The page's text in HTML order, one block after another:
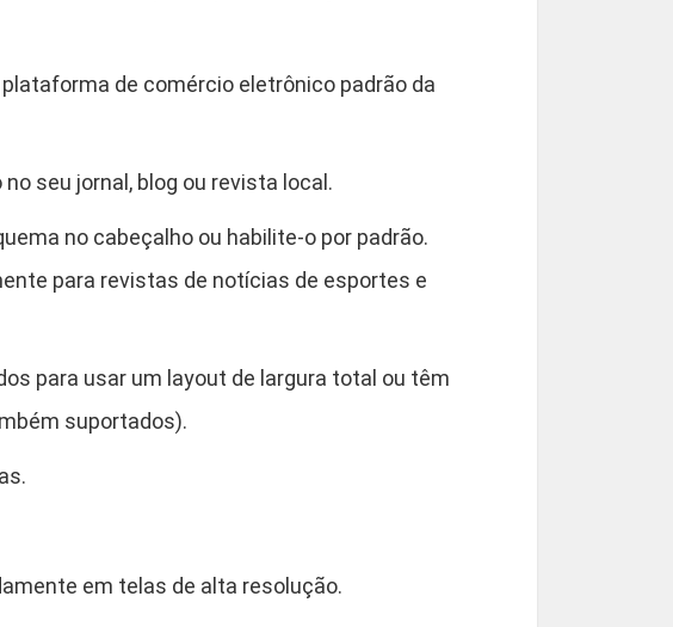
de comércio eletrônico padrão da
seu jornal, blog ou revista local.
no cabeçalho ou habilite-o por padrão.
para revistas de notícias de esportes e
para usar um layout de largura total ou têm
suportados).
em telas de alta resolução.